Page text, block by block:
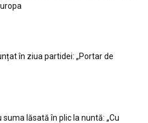
în ziua partidei: „Portar de
lăsată în plic la nuntă: „Cu